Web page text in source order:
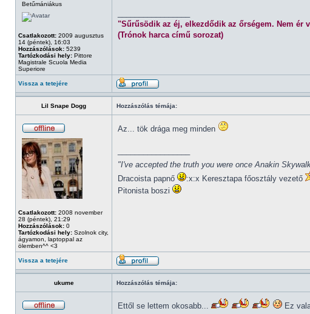
Betűmániákus
Csatlakozott: 2009 augusztus
14 (péntek), 16:03
Hozzászólások: 5239
Tartózkodási hely: Pittore
Magistrale Scuola Media
Superiore
"Sűrűsödik az éj, elkezdődik az őrségem. Nem ér
(Trónok harca című sorozat)
Vissza a tetejére
Lil Snape Dogg Hozzászólás témája:
Csatlakozott: 2008 november
28 (péntek), 21:29
Hozzászólások: 0
Tartózkodási hely: Szolnok city,
ágyamon, laptoppal az
ölemben^^ <3
Az... tök drága meg minden
"I've accepted the truth you were once Anakin
Dracoista papnő
:x:x Keresztapa főosztály vezető
Pitonista boszi
Vissza a tetejére
ukume Hozzászólás témája:
Ettől se lettem okosabb... Ez